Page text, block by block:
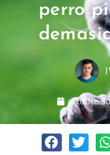
perro
octubre